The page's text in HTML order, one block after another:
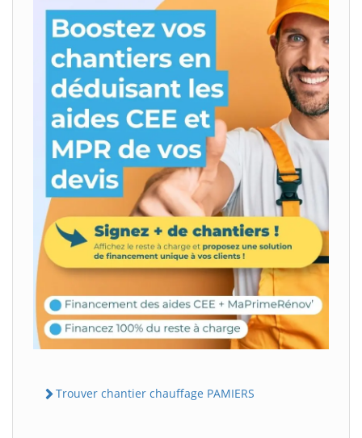
Trouver chantier chauffage PAMIERS